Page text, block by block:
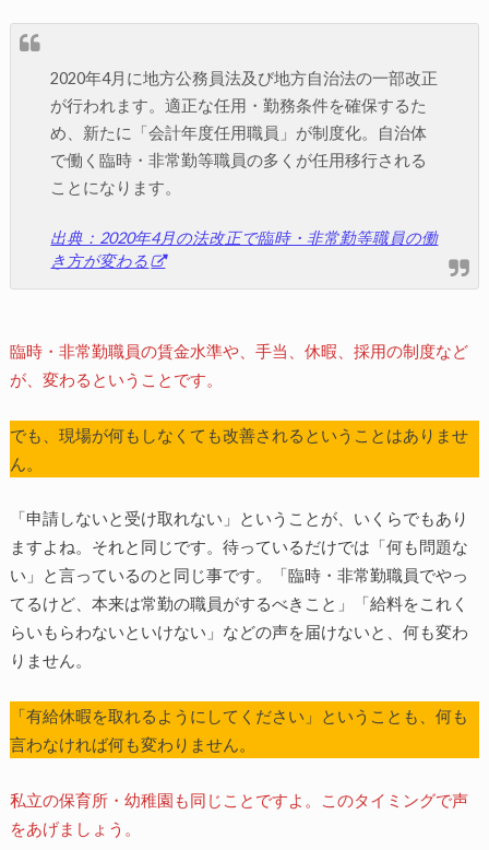
2020年4月に地方公務員法及び地方自治法の一部改正
が行われます。適正な任用・勤務条件を確保するた
め、新たに「会計年度任用職員」が制度化。自治体
で働く臨時・非常勤等職員の多くが任用移行される
ことになります。
出典：2020年4月の法改正で臨時・非常勤等職員の働
き方が変わる
臨時・非常勤職員の賃金水準や、手当、休暇、採用の制度など
が、変わるということです。
でも、現場が何もしなくても改善されるということはありませ
ん。
「申請しないと受け取れない」ということが、いくらでもあり
ますよね。それと同じです。待っているだけでは「何も問題な
い」と言っているのと同じ事です。「臨時・非常勤職員でやっ
てるけど、本来は常勤の職員がするべきこと」「給料をこれく
らいもらわないといけない」などの声を届けないと、何も変わ
りません。
「有給休暇を取れるようにしてください」ということも、何も
言わなければ何も変わりません。
私立の保育所・幼稚園も同じことですよ。このタイミングで声
をあげましょう。